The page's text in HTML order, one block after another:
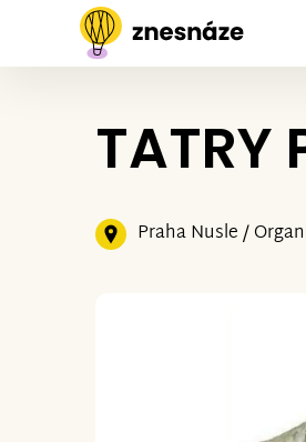
TATRY
Praha Nusle /